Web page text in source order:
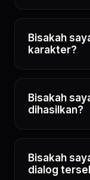
Bisakah
karakter?
Bisakah
dihasilkan?
Bisakah
dialog